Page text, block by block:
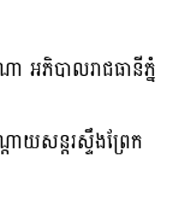
អភិបាលរាជធានីភ្នំ
យសន្តរស្ទឹងព្រែក